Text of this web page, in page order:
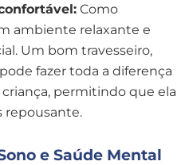
Como
ambiente relaxante e
Um bom travesseiro,
fazer toda a diferença
permitindo que ela
repousante.
e Saúde Mental